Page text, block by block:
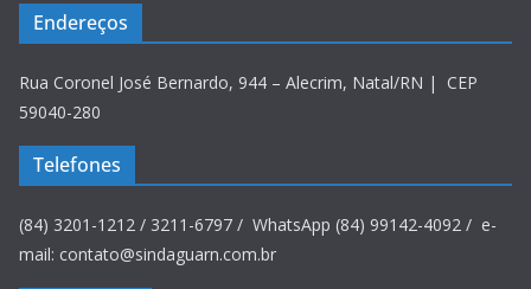
Endereços
Rua Coronel José Bernardo, 944 – Alecrim, Natal/RN | CEP
59040-280
Telefones
(84) 3201-1212 / 3211-6797 / WhatsApp (84) 99142-4092 / e-
mail: contato@sindaguarn.com.br